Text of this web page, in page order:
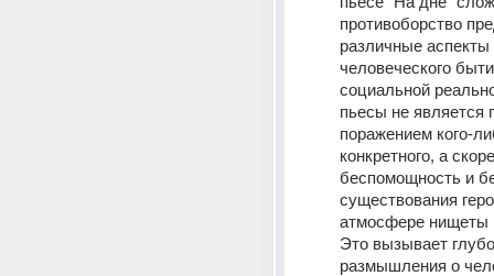
противоборство
различные аспекты
человеческого
социальной
пьесы не является
поражением кого-
конкретного, а
беспомощность и
существования
атмосфере нищеты
Это вызывает
размышления о